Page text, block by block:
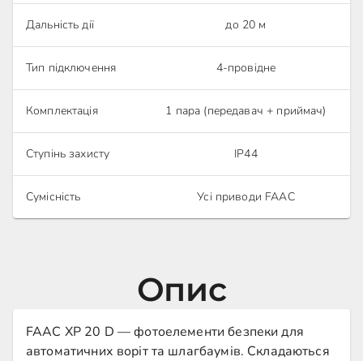
Дальність дії до 20 м
Тип підключення 4-провідне
Комплектація 1 пара (передавач + приймач)
Ступінь захисту IP44
Сумісність Усі приводи FAAC
Опис
FAAC XP 20 D — фотоелементи безпеки для
автоматичних воріт та шлагбаумів. Складаються